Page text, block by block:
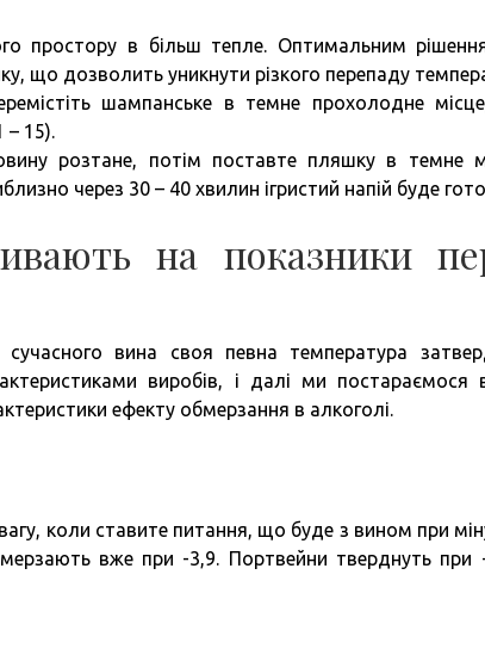
простору в більш тепле. Оптимальним
що дозволить уникнути різкого перепаду
шампанське в темне прохолодне
– 15).
розтане, потім поставте пляшку в темне
через 30 – 40 хвилин ігристий напій буде
на показники
вина своя певна температура
виробів, і далі ми постараємося
ефекту обмерзання в алкоголі.
коли ставите питання, що буде з вином при
вже при -3,9. Портвейни тверднуть при -